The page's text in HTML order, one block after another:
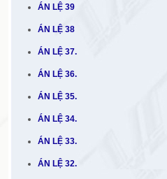
ÁN LỆ 39
ÁN LỆ 38
ÁN LỆ 37.
ÁN LỆ 36.
ÁN LỆ 35.
ÁN LỆ 34.
ÁN LỆ 33.
ÁN LỆ 32.